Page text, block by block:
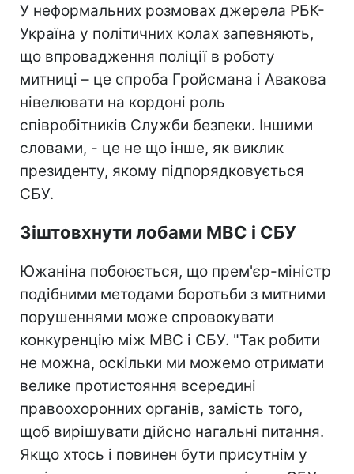
У неформальних розмовах джерела РБК-
Україна у політичних колах запевняють,
що впровадження поліції в роботу
митниці – це спроба Гройсмана і Авакова
нівелювати на кордоні роль
співробітників Служби безпеки. Іншими
словами, - це не що інше, як виклик
президенту, якому підпорядковується
СБУ.
Зіштовхнути лобами МВС і СБУ
Южаніна побоюється, що прем'єр-міністр
подібними методами боротьби з митними
порушеннями може спровокувати
конкуренцію між МВС і СБУ. "Так робити
не можна, оскільки ми можемо отримати
велике протистояння всередині
правоохоронних органів, замість того,
щоб вирішувати дійсно нагальні питання.
Якщо хтось і повинен бути присутнім у